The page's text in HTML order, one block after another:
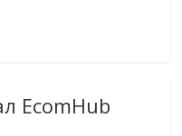
EcomHub